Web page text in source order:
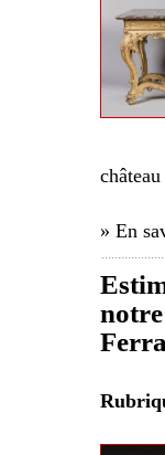
» En